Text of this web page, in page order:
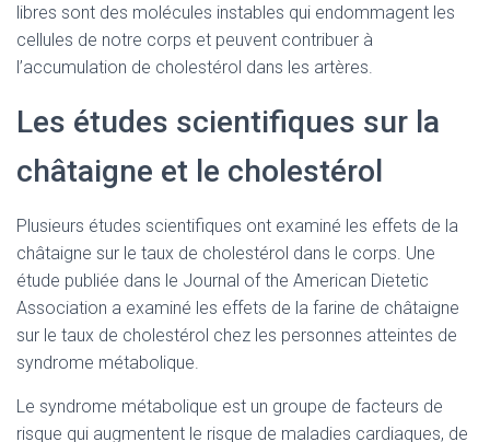
libres sont des molécules instables qui endommagent les
cellules de notre corps et peuvent contribuer à
l’accumulation de cholestérol dans les artères.
Les études scientifiques sur la
châtaigne et le cholestérol
Plusieurs études scientifiques ont examiné les effets de la
châtaigne sur le taux de cholestérol dans le corps. Une
étude publiée dans le Journal of the American Dietetic
Association a examiné les effets de la farine de châtaigne
sur le taux de cholestérol chez les personnes atteintes de
syndrome métabolique.
Le syndrome métabolique est un groupe de facteurs de
risque qui augmentent le risque de maladies cardiaques, de